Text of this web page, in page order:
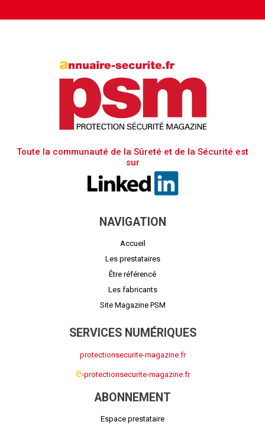
Toute la communauté de la Sûreté et de la Sécurité est
sur
NAVIGATION
Accueil
Les prestataires
Être référencé
Les fabricants
Site Magazine PSM
SERVICES NUMÉRIQUES
protectionsecurite-magazine.fr
e-protectionsecurite-magazine.fr
ABONNEMENT
Espace prestataire